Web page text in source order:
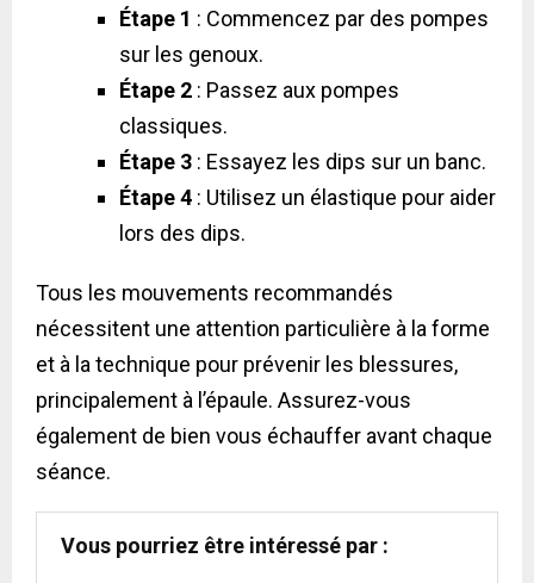
Étape 1 : Commencez par des pompes
sur les genoux.
Étape 2 : Passez aux pompes
classiques.
Étape 3 : Essayez les dips sur un banc.
Étape 4 : Utilisez un élastique pour aider
lors des dips.
Tous les mouvements recommandés
nécessitent une attention particulière à la forme
et à la technique pour prévenir les blessures,
principalement à l’épaule. Assurez-vous
également de bien vous échauffer avant chaque
séance.
Vous pourriez être intéressé par :